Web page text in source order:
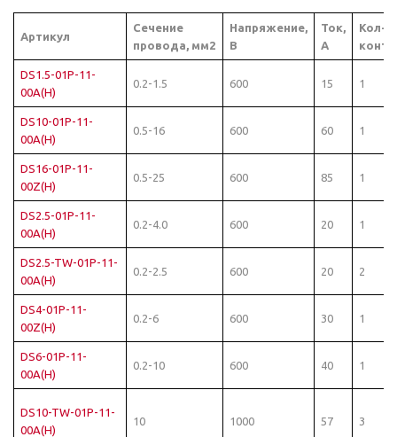
Артикул
Сечение
провода, мм2
Напряжение,
В
Ток,
А
Кол-
DS1.5-01P-11-
00A(H)
0.2-1.5 600 15 1
DS10-01P-11-
00A(H)
0.5-16 600 60 1
DS16-01P-11-
00Z(H)
0.5-25 600 85 1
DS2.5-01P-11-
00A(H)
0.2-4.0 600 20 1
DS2.5-TW-01P-11-
00A(H)
0.2-2.5 600 20 2
DS4-01P-11-
00Z(H)
0.2-6 600 30 1
DS6-01P-11-
00A(H)
0.2-10 600 40 1
DS10-TW-01P-11-
00A(H)
10 1000 57 3